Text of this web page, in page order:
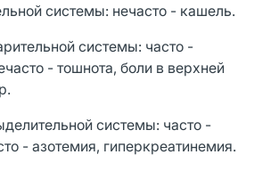
системы: нечасто - кашель.
системы: часто -
- тошнота, боли в верхней
системы: часто -
- азотемия, гиперкреатинемия.